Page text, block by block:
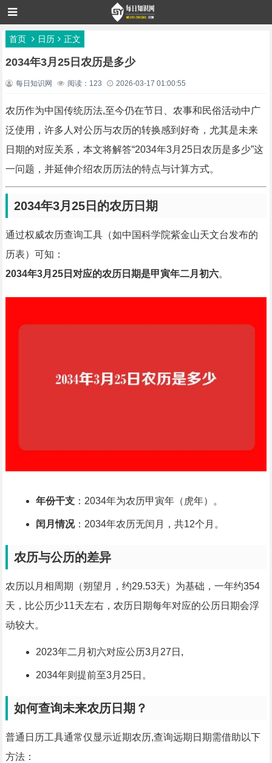
首页 日历 正文
2034年3月25日农历是多少
每日知识网 阅读：123 2026-03-17 01:00:55
农历作为中国传统历法,至今仍在节日、农事和民俗活动中广
泛使用，许多人对公历与农历的转换感到好奇，尤其是未来
日期的对应关系，本文将解答“2034年3月25日农历是多少”这
一问题，并延伸介绍农历历法的特点与计算方式。
2034年3月25日的农历日期
通过权威农历查询工具（如中国科学院紫金山天文台发布的
历表）可知：
2034年3月25日对应的农历日期是甲寅年二月初六。
年份干支：2034年为农历甲寅年（虎年）。
闰月情况：2034年农历无闰月，共12个月。
农历与公历的差异
农历以月相周期（朔望月，约29.53天）为基础，一年约354
天，比公历少11天左右，农历日期每年对应的公历日期会浮
动较大。
2023年二月初六对应公历3月27日,
2034年则提前至3月25日。
如何查询未来农历日期？
普通日历工具通常仅显示近期农历,查询远期日期需借助以下
方法：